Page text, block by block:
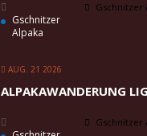
Gschnitzer
Gschnitzer
Alpaka
AUG. 21 2026
ALPAKAWANDERUNG
Gschnitzer